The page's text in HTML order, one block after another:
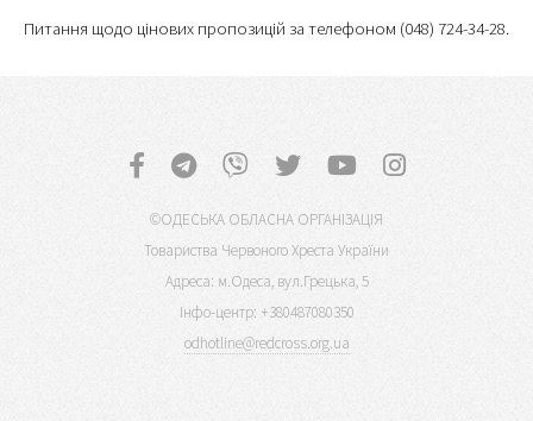
Питання щодо цінових пропозицій за телефоном (048) 724-34-28.
©ОДЕСЬКА ОБЛАСНА ОРГАНІЗАЦІЯ
Товариства Червоного Хреста України
Адреса: м.Одеса, вул.Грецька, 5
Інфо-центр: +380487080350
odhotline@redcross.org.ua